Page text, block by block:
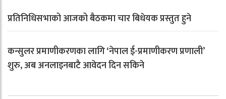
प्रतिनिधिसभाको आजको बैठकमा चार बिधेयक प्रस्तुत हुने
कन्सुलर प्रमाणीकरणका लागि ‘नेपाल ई-प्रमाणीकरण प्रणाली’
शुरु, अब अनलाइनबाटै आवेदन दिन सकिने